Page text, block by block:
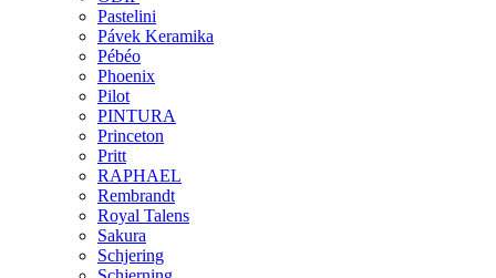
Pastelini
Pávek Keramika
Pébéo
Phoenix
Pilot
PINTURA
Princeton
Pritt
RAPHAEL
Rembrandt
Royal Talens
Sakura
Schjering